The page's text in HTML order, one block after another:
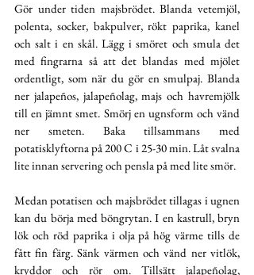
Gör under tiden majsbrödet. Blanda vetemjöl,
polenta, socker, bakpulver, rökt paprika, kanel
och salt i en skål. Lägg i smöret och smula det
med fingrarna så att det blandas med mjölet
ordentligt, som när du gör en smulpaj. Blanda
ner jalapeños, jalapeñolag, majs och havremjölk
till en jämnt smet. Smörj en ugnsform och vänd
ner smeten. Baka tillsammans med
potatisklyftorna på 200 C i 25-30 min. Låt svalna
lite innan servering och pensla på med lite smör.
Medan potatisen och majsbrödet tillagas i ugnen
kan du börja med böngrytan. I en kastrull, bryn
lök och röd paprika i olja på hög värme tills de
fått fin färg. Sänk värmen och vänd ner vitlök,
kryddor och rör om. Tillsätt jalapeñolag,